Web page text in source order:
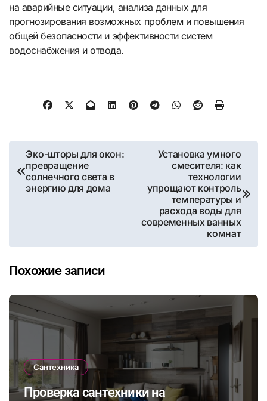
на аварийные ситуации, анализа данных для
прогнозирования возможных проблем и повышения
общей безопасности и эффективности систем
водоснабжения и отвода.
Навигация
по
записям
Эко-шторы для окон:
превращение
солнечного света в
энергию для дома
Установка умного
смесителя: как
технологии
упрощают контроль
температуры и
расхода воды для
современных ванных
комнат
Похожие записи
Сантехника
Проверка сантехники на